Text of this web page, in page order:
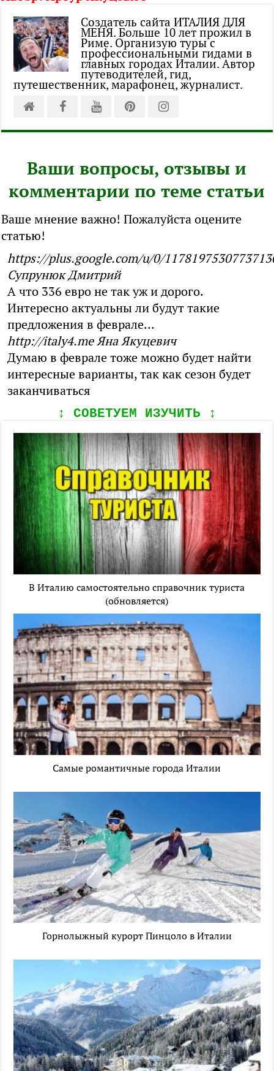
Создатель сайта ИТАЛИЯ ДЛЯ
МЕНЯ. Больше 10 лет прожил в
Риме. Организую туры с
профессиональными гидами в
главных городах Италии. Автор
путеводителей, гид,
путешественник, марафонец, журналист.
Ваши вопросы, отзывы и
комментарии по теме статьи
Ваше мнение важно! Пожалуйста оцените
статью!
https://plus.google.com/u/0/
Супрунюк Дмитрий
А что 336 евро не так уж и дорого.
Интересно актуальны ли будут такие
предложения в феврале…
http://italy4.meЯна Якуцевич
Думаю в феврале тоже можно будет найти
интересные варианты, так как сезон будет
заканчиваться
↕️ СОВЕТУЕМ ИЗУЧИТЬ ↕️
В Италию самостоятельно справочник туриста
(обновляется)
Самые романтичные города Италии
Горнолыжный курорт Пинцоло в Италии